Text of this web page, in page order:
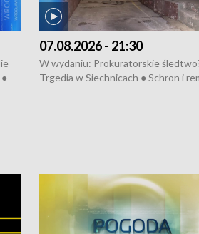
07.08.2026 - 21:30
W wydaniu: Prokuratorskie
Trgedia w Siechnicach ● Schron i